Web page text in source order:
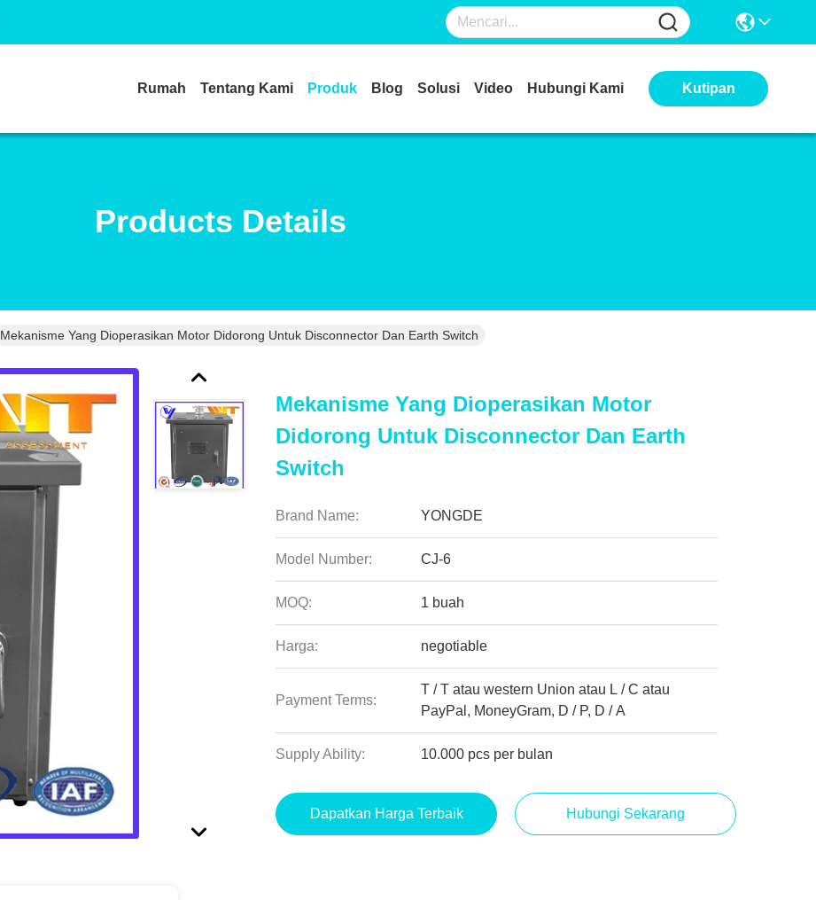
Rumah Tentang Kami Produk Blog Solusi Video Hubungi Kami Kutipan
Products Details
Mekanisme Yang Dioperasikan Motor Didorong Untuk Disconnector Dan Earth Switch
Mekanisme Yang Dioperasikan Motor
Didorong Untuk Disconnector Dan Earth
Switch
Brand Name: YONGDE
Model Number: CJ-6
MOQ: 1 buah
Harga: negotiable
Payment Terms:
T / T atau western Union atau L / C atau
PayPal, MoneyGram, D / P, D / A
Supply Ability: 10.000 pcs per bulan
Dapatkan Harga Terbaik Hubungi Sekarang